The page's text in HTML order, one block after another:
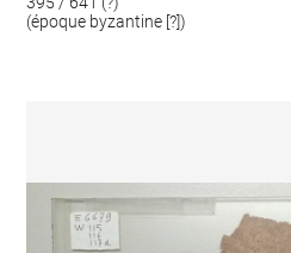
(époque byzantine [?])